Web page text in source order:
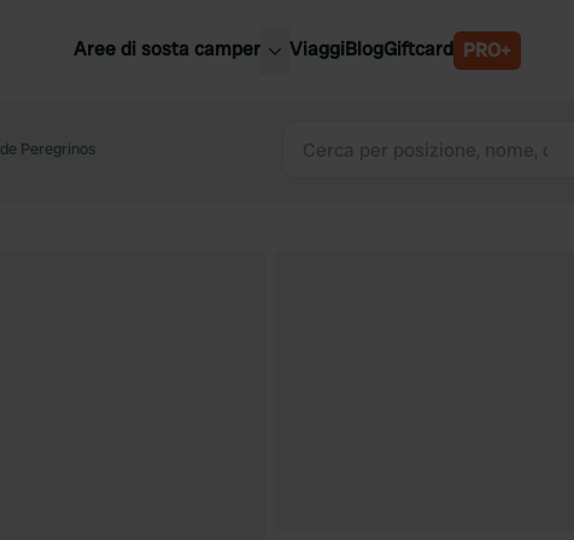
Aree di sosta camper
Slovenia
ViaggiBlogGiftcard PRO+
Peregrinos